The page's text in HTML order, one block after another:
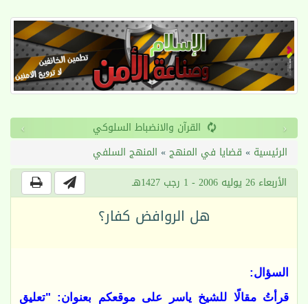
القرآن والانضباط السلوكي ‹
›
الرئيسية » قضايا في المنهج» المنهج السلفي
الأربعاء 26 يوليه 2006 - 1 رجب 1427هـ
هل الروافض كفار؟
السؤال:
قرأتُ مقالًا للشيخ ياسر على موقعكم بعنوان: "تعليق